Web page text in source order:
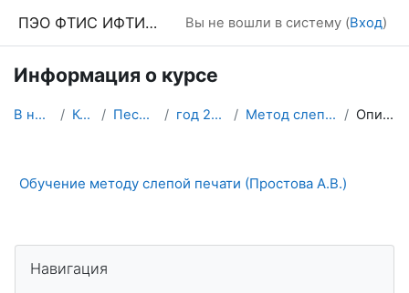
ПЭО ФТИС ИФТИС МПГУ Вы не вошли в систему (Вход)
Информация о курсе
В начало Курсы Песочница год 2022-23 Метод слепой печати Описание
Обучение методу слепой печати (Простова А.В.)
Блоки
Навигация